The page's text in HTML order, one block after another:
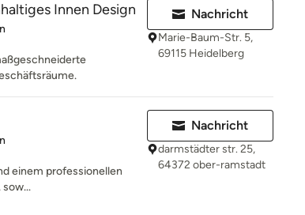
Innen Design
5 Sternen
Nachricht
Marie-Baum-Str. 5,
69115 Heidelberg
5 Sternen
einem professionellen
Nachricht
darmstädter str. 25,
64372 ober-ramstadt